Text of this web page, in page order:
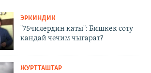
ЭРКИНДИК
"75чилердин каты": Бишкек соту
кандай чечим чыгарат?
ЖУРТТАШТАР